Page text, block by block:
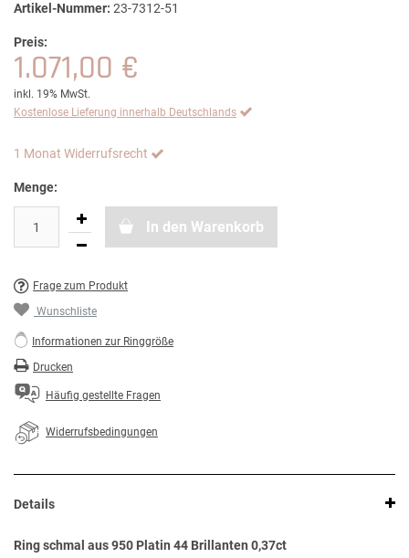
Artikel-Nummer: 23-7312-51
Preis:
1.071,00 €
inkl. 19% MwSt.
Kostenlose Lieferung innerhalb Deutschlands
1 Monat Widerrufsrecht
Menge:
In den Warenkorb
Frage zum Produkt
Wunschliste
Informationen zur Ringgröße
Drucken
Häufig gestellte Fragen
Widerrufsbedingungen
Details
Ring schmal aus 950 Platin 44 Brillanten 0,37ct